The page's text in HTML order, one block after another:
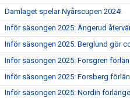
Damlaget spelar Nyårscupen 2024!
Inför säsongen 2025: Ängerud
Inför säsongen 2025: Berglund gör
Inför säsongen 2025: Forsgren
Inför säsongen 2025: Forsberg
Inför säsongen 2025: Nordin